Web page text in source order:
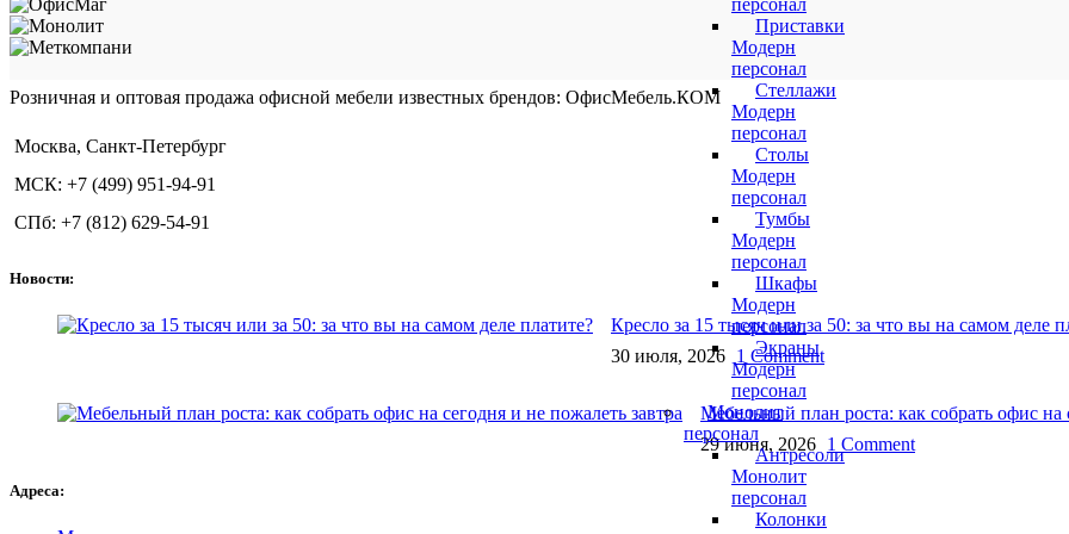
персонал
Приставки
Модерн
персонал
Стеллажи
Модерн
персонал
Столы
Модерн
персонал
Тумбы
Модерн
персонал
Шкафы
Модерн
персонал
Экраны
Модерн
персонал
Монолит
персонал
Антресоли
Монолит
персонал
Колонки
Розничная и оптовая продажа офисной мебели известных брендов: ОфисМебель.КОМ
Москва, Санкт-Петербург
МСК: +7 (499) 951-94-91
СПб: +7 (812) 629-54-91
Новости:
Кресло за 15 тысяч или за 50: за что вы на самом деле
30 июля, 2026 1 Comment
Мебельный план роста: как собрать офис на
29 июня, 2026 1 Comment
Адреса: